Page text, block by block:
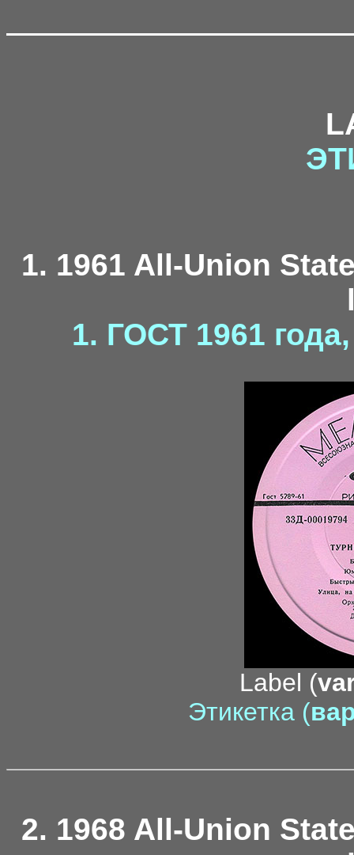
1. 1961 All-Union
1. ГОСТ 1961
Label (
Этикетка (
2. 1968 All-Union